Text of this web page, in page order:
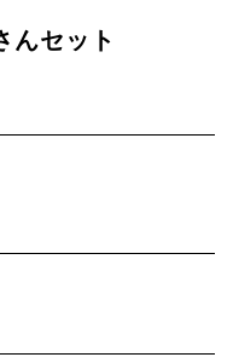
んセット